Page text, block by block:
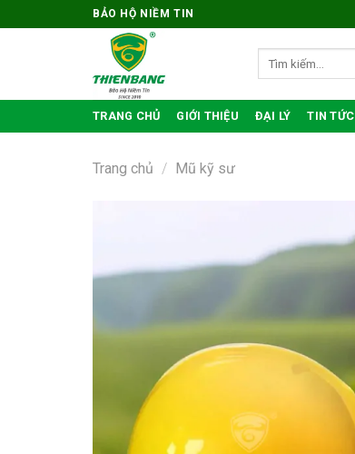
qua
BẢO HỘ NIỀM TIN
TRANG CHỦ GIỚI THIỆU ĐẠI LÝ TIN TỨC
Trang chủ / Mũ kỹ sư